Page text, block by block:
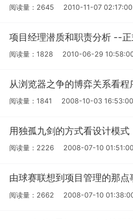
阅读量：2645 2010-11-07 02:17:00
项目经理潜质和职责分析 --正
阅读量：1828 2010-06-29
从浏览器之争的博弈关系看程
阅读量：1841 2008-10-03 16:53:00
用独孤九剑的方式看设计模式
阅读量：2226 2008-07-10 01:51:00
由球赛联想到项目管理的那点
阅读量：2662 2008-07-10